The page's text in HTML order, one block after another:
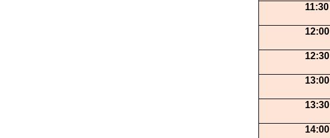
11:30
12:00
12:30
13:00
13:30
14:00